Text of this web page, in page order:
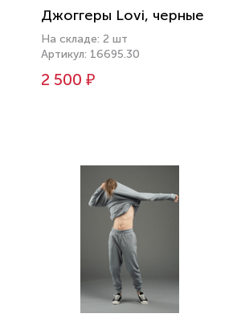
Джоггеры Lovi, черные
На складе: 2 шт
Артикул: 16695.30
2 500 ₽